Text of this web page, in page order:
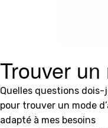
Trouver un
adapté
Quelles questions dois-
pour trouver un mode
adapté à mes besoins